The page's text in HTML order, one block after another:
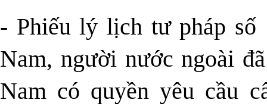
- Phiếu lý lịch tư pháp số
Nam, người nước ngoài
Nam có quyền yêu cầu